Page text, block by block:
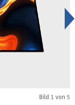
Bild 1 von 5